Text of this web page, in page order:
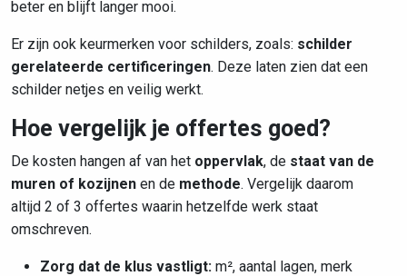
beter en blijft langer mooi.
Er zijn ook keurmerken voor schilders, zoals: schilder
gerelateerde certificeringen. Deze laten zien dat een
schilder netjes en veilig werkt.
Hoe vergelijk je offertes goed?
De kosten hangen af van het oppervlak, de staat van de
muren of kozijnen en de methode. Vergelijk daarom
altijd 2 of 3 offertes waarin hetzelfde werk staat
omschreven.
Zorg dat de klus vastligt: m², aantal lagen, merk